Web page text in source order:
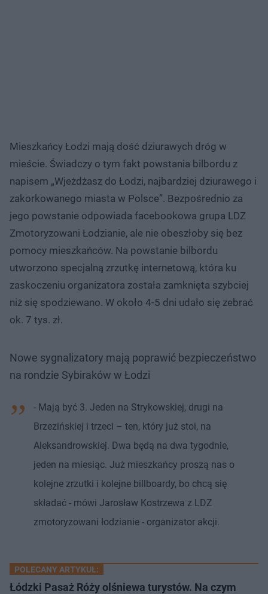
Mieszkańcy Łodzi mają dość dziurawych dróg w
mieście. Świadczy o tym fakt powstania bilbordu z
napisem „Wjeżdżasz do Łodzi, najbardziej dziurawego i
zakorkowanego miasta w Polsce”. Bezpośrednio za
jego powstanie odpowiada facebookowa grupa LDZ
Zmotoryzowani Łodzianie, ale nie obeszłoby się bez
pomocy mieszkańców. Na powstanie bilbordu
utworzono specjalną zrzutkę internetową, która ku
zaskoczeniu organizatora została zamknięta szybciej
niż się spodziewano. W około 4-5 dni udało się zebrać
ok. 7 tys. zł.
Nowe sygnalizatory mają poprawić bezpieczeństwo
na rondzie Sybiraków w Łodzi
- Mają być 3. Jeden na Strykowskiej, drugi na
Brzezińskiej i trzeci – ten, który już stoi, na
Aleksandrowskiej. Dwa będą na dwa tygodnie,
jeden na miesiąc. Już mieszkańcy proszą nas o
kolejne zrzutki i kolejne billboardy, bo chcą się
składać - mówi Jarosław Kostrzewa z LDZ
zmotoryzowani łodzianie - organizator akcji.
POLECANY ARTYKUŁ:
Łódzki Pasaż Róży olśniewa turystów. Na czym